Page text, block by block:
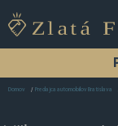
Domov Predajca automobilov Bratislava